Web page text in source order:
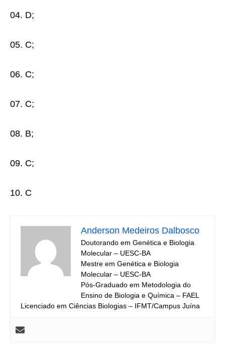
04. D;
05. C;
06. C;
07. C;
08. B;
09. C;
10. C
Anderson Medeiros Dalbosco
Doutorando em Genética e Biologia
Molecular – UESC-BA
Mestre em Genética e Biologia
Molecular – UESC-BA
Pós-Graduado em Metodologia do
Ensino de Biologia e Química – FAEL
Licenciado em Ciências Biologias – IFMT/Campus Juína